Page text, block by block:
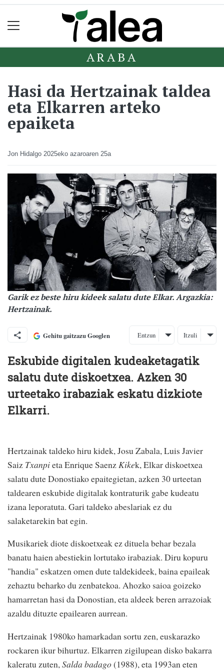
ARABA
Hasi da Hertzainak taldea
eta Elkarren arteko
epaiketa
Jon Hidalgo 2025eko azaroaren 25a
Garik ez beste hiru kideek salatu dute Elkar. Argazkia:
Hertzainak.
Gehitu gaitzazu Googlen Entzun Itzuli
Eskubide digitalen kudeaketagatik
salatu dute diskoetxea. Azken 30
urteetako irabaziak eskatu dizkiote
Elkarri.
Hertzainak taldeko hiru kidek, Josu Zabala, Luis Javier
Saiz Txanpieta Enrique Saenz Kikek, Elkar diskoetxea
salatu dute Donostiako epaitegietan, azken 30 urteetan
taldearen eskubide digitalak kontraturik gabe kudeatu
izana leporatuta. Gari taldeko abeslariak ez du
salaketarekin bat egin.
Musikariek diote diskoetxeak ez dituela behar bezala
banatu haien abestiekin lortutako irabaziak. Diru kopuru
"handia" eskatzen omen dute taldekideek, baina epaileak
zehaztu beharko du zenbatekoa. Ahozko saioa goizeko
hamarretan hasi da Donostian, eta aldeek beren arrazoiak
azaldu dituzte epailearen aurrean.
Hertzainak 1980ko hamarkadan sortu zen, euskarazko
rockaren ikur bihurtuz. Elkarren zigilupean disko bakarra
kaleratu zuten,Salda badago(1988), eta 1993an eten